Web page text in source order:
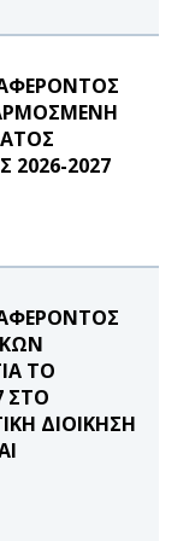
2026-2027
ΤΟ
ΣΤΟ
ΔΙΟΙΚΗΣΗ